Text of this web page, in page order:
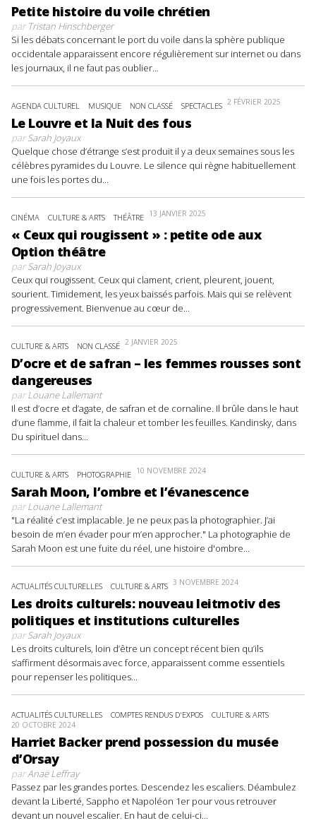
Petite histoire du voile chrétien
parTristan Hinschberger
Si les débats concernant le port du voile dans la sphère publique
occidentale apparaissent encore régulièrement sur internet ou dans
les journaux, il ne faut pas oublier...
AGENDA CULTUREL MUSIQUE NON CLASSÉ SPECTACLES 2 FÉVRIER 2025
Le Louvre et la Nuit des fous
parSarah Joyaux
Quelque chose d’étrange s’est produit il y a deux semaines sous les
célèbres pyramides du Louvre. Le silence qui règne habituellement
une fois les portes du...
CINÉMA CULTURE & ARTS THÉÂTRE 13 JANVIER 2025
« Ceux qui rougissent » : petite ode aux
Option théâtre
parSarah Joyaux
Ceux qui rougissent. Ceux qui clament, crient, pleurent, jouent,
sourient. Timidement, les yeux baissés parfois. Mais qui se relèvent
progressivement. Bienvenue au cœur de...
CULTURE & ARTS NON CLASSÉ 2 JANVIER 2025
D’ocre et de safran – les femmes rousses sont
dangereuses
parLouane Lallemant
Il est d’ocre et d’agate, de safran et de cornaline. Il brûle dans le haut
d’une flamme, il fait la chaleur et tomber les feuilles. Kandinsky, dans
Du spirituel dans...
CULTURE & ARTS PHOTOGRAPHIE 10 NOVEMBRE 2024
Sarah Moon, l’ombre et l’évanescence
parLouane Lallemant
"La réalité c’est implacable. Je ne peux pas la photographier. J’ai
besoin de m’en évader pour m’en approcher." La photographie de
Sarah Moon est une fuite du réel, une histoire d'ombre...
ACTUALITÉS CULTURELLES CULTURE & ARTS 3 NOVEMBRE 2024
Les droits culturels: nouveau leitmotiv des
politiques et institutions culturelles
parSarah Joyaux
Les droits culturels, loin d’être un concept récent bien qu’ils
s’affirment désormais avec force, apparaissent comme essentiels
pour repenser les politiques...
ACTUALITÉS CULTURELLES COMPTES RENDUS D'EXPOS CULTURE & ARTS
20 OCTOBRE 2024
Harriet Backer prend possession du musée
d’Orsay
parAnaë Leffray
Passez par les grandes portes. Descendez les escaliers. Déambulez
devant la Liberté, Sappho et Napoléon 1er pour vous retrouver
devant un nouvel escalier. En haut de celui-ci...